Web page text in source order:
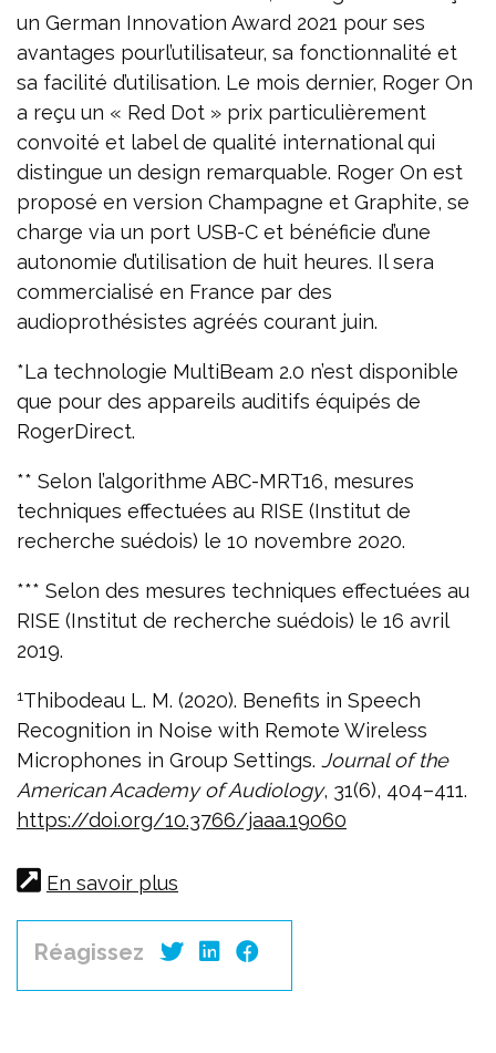
un German Innovation Award 2021 pour ses
avantages pourl’utilisateur, sa fonctionnalité et
sa facilité d’utilisation. Le mois dernier, Roger On
a reçu un « Red Dot » prix particulièrement
convoité et label de qualité international qui
distingue un design remarquable. Roger On est
proposé en version Champagne et Graphite, se
charge via un port USB-C et bénéficie d’une
autonomie d’utilisation de huit heures. Il sera
commercialisé en France par des
audioprothésistes agréés courant juin.
*La technologie MultiBeam 2.0 n’est disponible
que pour des appareils auditifs équipés de
RogerDirect.
** Selon l’algorithme ABC-MRT16, mesures
techniques effectuées au RISE (Institut de
recherche suédois) le 10 novembre 2020.
*** Selon des mesures techniques effectuées au
RISE (Institut de recherche suédois) le 16 avril
2019.
1Thibodeau L. M. (2020). Benefits in Speech
Recognition in Noise with Remote Wireless
Microphones in Group Settings. Journal of the
American Academy of Audiology, 31(6), 404–411.
https://doi.org/10.3766/jaaa.19060
En savoir plus
Réagissez